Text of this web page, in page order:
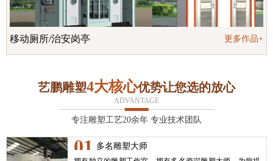
移动厕所/治安岗亭 更多作品+
艺鹏雕塑4大核心优势让您选的放心
ADVANTAGE
专注雕塑工艺20余年 专业技术团队
01 多名雕塑大师